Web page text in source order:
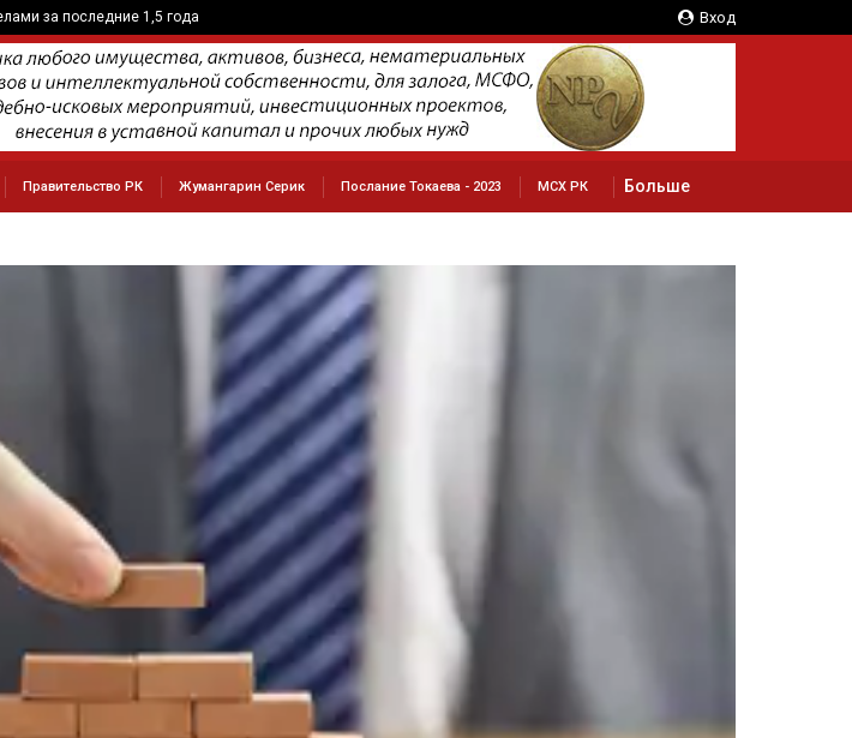
Вход
за последние 1,5 года
Правительство РК Жумангарин Серик Послание Токаева - 2023 МСХ РК Больше